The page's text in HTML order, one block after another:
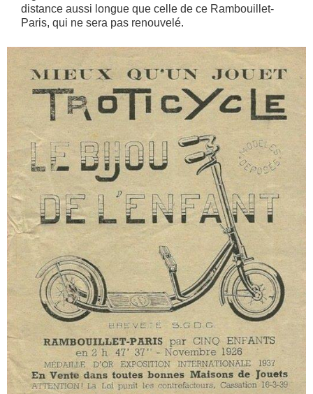
distance aussi longue que celle de ce Rambouillet-
Paris, qui ne sera pas renouvelé.